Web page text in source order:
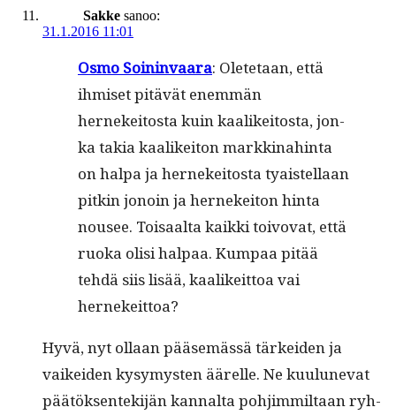
Sakke sanoo:
31.1.2016 11:01
Osmo Soin­in­vaara: Olete­taan, että
ihmiset pitävät enem­män
hernekeitos­ta kuin kaa­likeitos­ta, jon­
ka takia kaa­likeiton markki­nahin­ta
on hal­pa ja hernekeitos­ta tyais­tel­laan
pitkin jonoin ja hernekeiton hin­ta
nousee. Toisaal­ta kaik­ki toivo­vat, että
ruo­ka olisi hal­paa. Kumpaa pitää
tehdä siis lisää, kaa­likeit­toa vai
hernekeittoa?
Hyvä, nyt ollaan pääsemässä tärkei­den ja
vaikei­den kysymys­ten äärelle. Ne kuu­lunevat
päätök­sen­tek­i­jän kannal­ta pohjim­mil­taan ryh­